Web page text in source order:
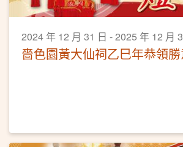
2024 年 12 月 31 日 - 2025 年 12 月
嗇色園黃大仙祠乙巳年恭領